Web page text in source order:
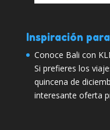
Inspiración
Conoce Bali con
Si prefieres los
quincena de
interesante oferta